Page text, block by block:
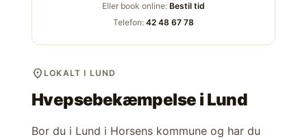
Eller book online: Bestil tid
Telefon: 42 48 67 78
location_on LOKALT I LUND
Hvepsebekæmpelse i Lund
Bor du i Lund i Horsens kommune og har du